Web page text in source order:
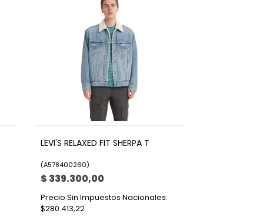
LEVI'S RELAXED FIT SHERPA T
(A578400260)
$ 339.300,00
Precio Sin Impuestos Nacionales:
$280.413,22